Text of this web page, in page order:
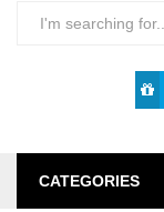
CATEGORIES